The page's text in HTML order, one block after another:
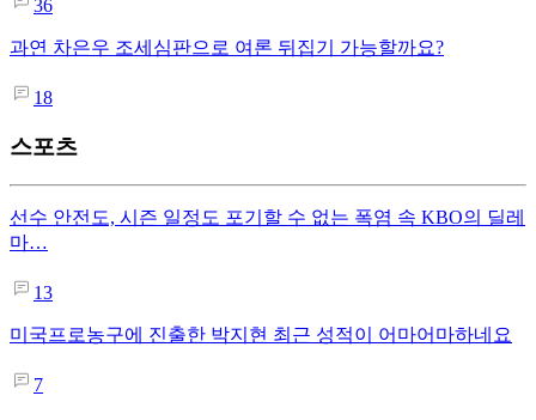
36
과연 차은우 조세심판으로 여론 뒤집기 가능할까요?
18
스포츠
선수 안전도, 시즌 일정도 포기할 수 없는 폭염 속 KBO의 딜레
마…
13
미국프로농구에 진출한 박지현 최근 성적이 어마어마하네요
7